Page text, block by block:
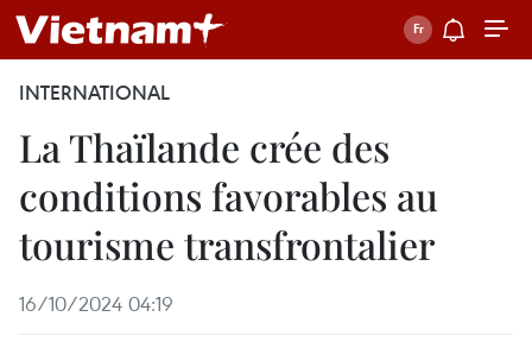
INTERNATIONAL
La Thaïlande crée des
conditions favorables au
tourisme transfrontalier
16/10/2024 04:19